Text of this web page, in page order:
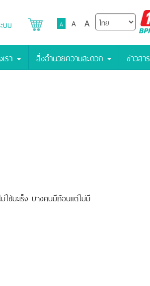
บบ A A A
รา สิ่งอำนวยความสะดวก ข่าวสาร
ช่มะเร็ง บางคนมีก้อนแต่ไม่มี